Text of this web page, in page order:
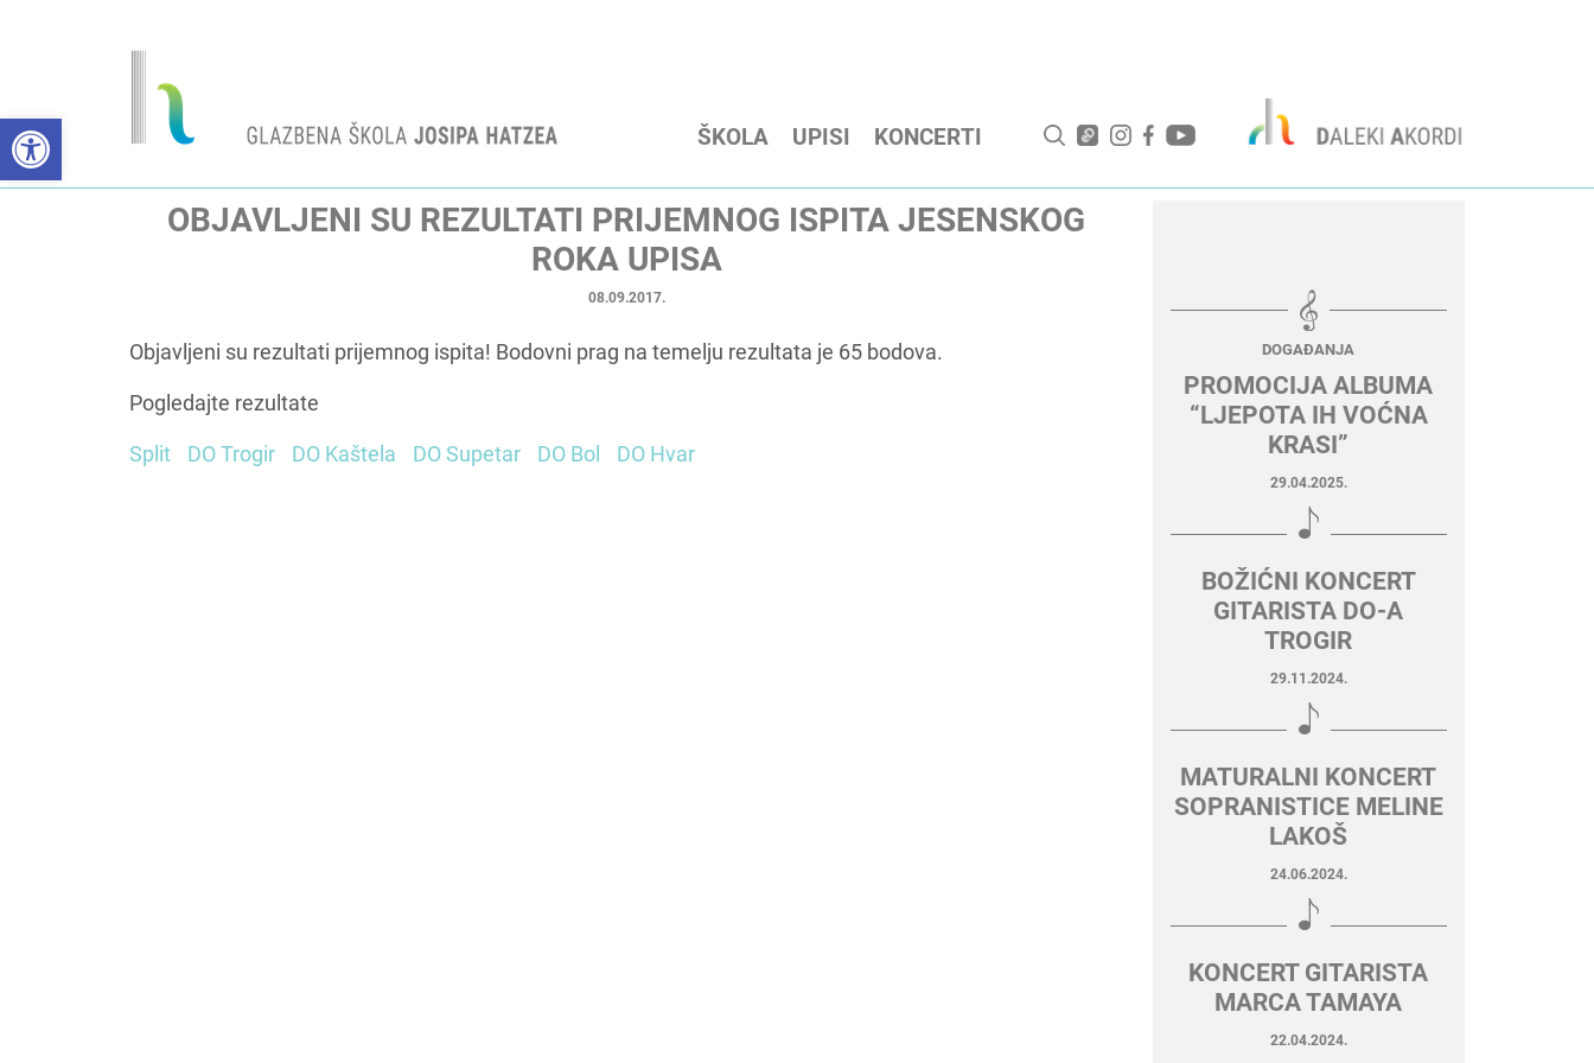
Open toolbar ŠKOLA UPISI KONCERTI
OBJAVLJENI SU REZULTATI PRIJEMNOG ISPITA JESENSKOG
ROKA UPISA
08.09.2017.
Objavljeni su rezultati prijemnog ispita! Bodovni prag na temelju rezultata je 65 bodova.
Pogledajte rezultate
Split DO Trogir DO Kaštela DO Supetar DO Bol DO Hvar
DOGAĐANJA
PROMOCIJA ALBUMA
“LJEPOTA IH VOĆNA
KRASI”
29.04.2025.
BOŽIĆNI KONCERT
GITARISTA DO-A
TROGIR
29.11.2024.
MATURALNI KONCERT
SOPRANISTICE MELINE
LAKOŠ
24.06.2024.
KONCERT GITARISTA
MARCA TAMAYA
22.04.2024.